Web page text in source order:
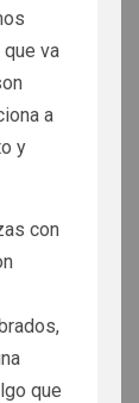
va
a
y
con
que